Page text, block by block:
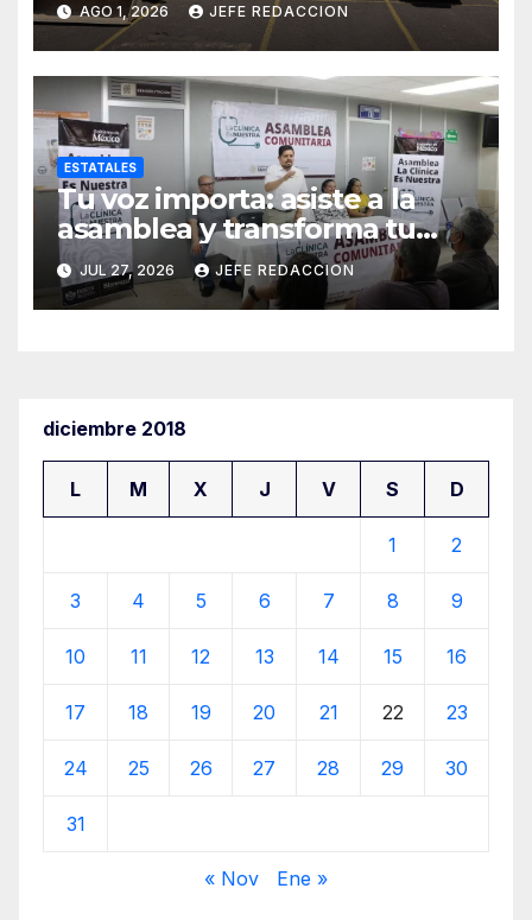
Interinstitucionales
AGO 1, 2026 JEFE REDACCION
ESTATALES
Tu voz importa: asiste a la
asamblea y transforma tu
clínica del IMSS-Bienestar
JUL 27, 2026 JEFE REDACCION
diciembre 2018
L M X J V S D
1 2
3 4 5 6 7 8 9
10 11 12 13 14 15 16
17 18 19 20 21 22 23
24 25 26 27 28 29 30
31
« Nov Ene »